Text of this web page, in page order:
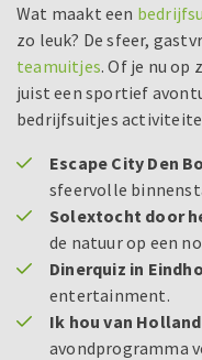
Wat maakt een
zo leuk? De sfeer,
teamuitjes. Of je nu op
juist een sportief
bedrijfsuitjes
Escape City Den
sfeervolle
Solextocht door
de natuur op een
Dinerquiz in
entertainment.
Ik hou van
avondprogramma